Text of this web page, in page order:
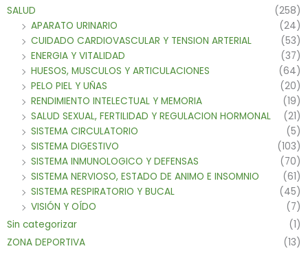
SALUD
(258)
APARATO URINARIO
(24)
CUIDADO CARDIOVASCULAR Y TENSION ARTERIAL
(53)
ENERGIA Y VITALIDAD
(37)
HUESOS, MUSCULOS Y ARTICULACIONES
(64)
PELO PIEL Y UÑAS
(20)
RENDIMIENTO INTELECTUAL Y MEMORIA
(19)
SALUD SEXUAL, FERTILIDAD Y REGULACION HORMONAL
(21)
SISTEMA CIRCULATORIO
(5)
SISTEMA DIGESTIVO
(103)
SISTEMA INMUNOLOGICO Y DEFENSAS
(70)
SISTEMA NERVIOSO, ESTADO DE ANIMO E INSOMNIO
(61)
SISTEMA RESPIRATORIO Y BUCAL
(45)
VISIÓN Y OÍDO
(7)
Sin categorizar
(1)
ZONA DEPORTIVA
(13)